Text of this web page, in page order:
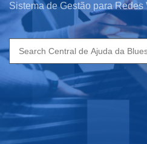
Sistema de Gestão para
Search
for: